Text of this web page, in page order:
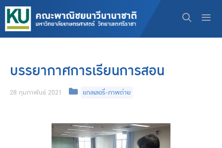
Skip
content
บรรยากาศการเรียนการสอน
28 กุมภาพันธ์ 2021 Categories
แกลเลอรี่-ภาพถ่าย